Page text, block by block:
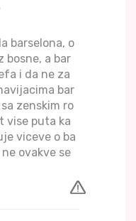
barselona, o
a bar
i da ne za
bar
zenskim ro
vise puta ka
viceve o ba
ovakve se